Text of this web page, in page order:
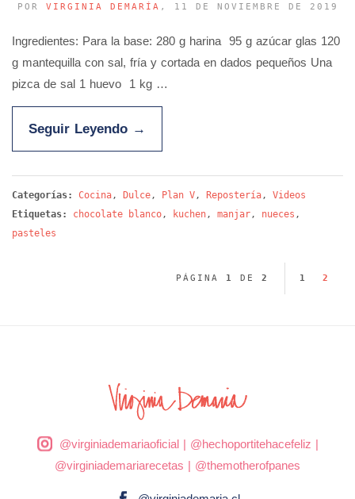
POR VIRGINIA DEMARÍA , 11 DE NOVIEMBRE DE 2019
Ingredientes: Para la base: 280 g harina 95 g azúcar glas 120
g mantequilla con sal, fría y cortada en dados pequeños Una
pizca de sal 1 huevo 1 kg …
Seguir Leyendo →
Categorías: Cocina, Dulce, Plan V, Repostería, Videos
Etiquetas:
chocolate blanco, kuchen, manjar, nueces ,
pasteles
1 2
PÁGINA 1 DE 2
@virginiademariaoficial| @hechoportitehacefeliz |
@virginiademariarecetas | @themotherofpanes